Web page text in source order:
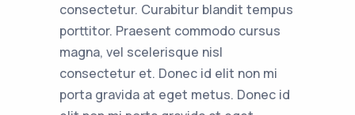
consectetur. Curabitur blandit tempus
porttitor. Praesent commodo cursus
magna, vel scelerisque nisl
consectetur et. Donec id elit non mi
porta gravida at eget metus. Donec id